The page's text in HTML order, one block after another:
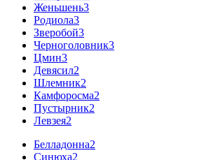
Женьшень3
Родиола3
Зверобой3
Черноголовник3
Цмин3
Девясил2
Шлемник2
Камфоросма2
Пустырник2
Левзея2
Белладонна2
Синюха2